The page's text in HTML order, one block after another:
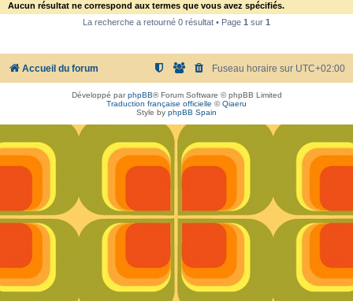
e
Aucun résultat ne correspond aux termes que vous avez spécifiés.
La recherche a retourné 0 résultat • Page 1 sur 1
Accueil du forum Fuseau horaire sur UTC+02:00
Développé parphpBB® Forum Software © phpBB Limited
Traduction française officielle ©Qiaeru
Style by phpBB Spain